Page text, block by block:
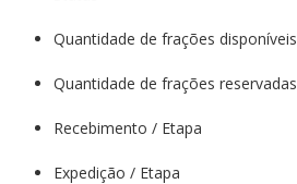
Quantidade de frações disponíveis
Quantidade de frações reservadas
Recebimento / Etapa
Expedição / Etapa